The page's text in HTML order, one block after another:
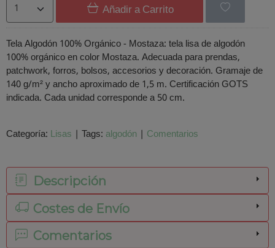
Añadir a Carrito
Tela Algodón 100% Orgánico - Mostaza: tela lisa de algodón
100% orgánico en color Mostaza. Adecuada para prendas,
patchwork, forros, bolsos, accesorios y decoración. Gramaje de
140 g/m² y ancho aproximado de 1,5 m. Certificación GOTS
indicada. Cada unidad corresponde a 50 cm.
Categoría: Lisas | Tags: algodón | Comentarios
Descripción
Costes de Envío
Comentarios